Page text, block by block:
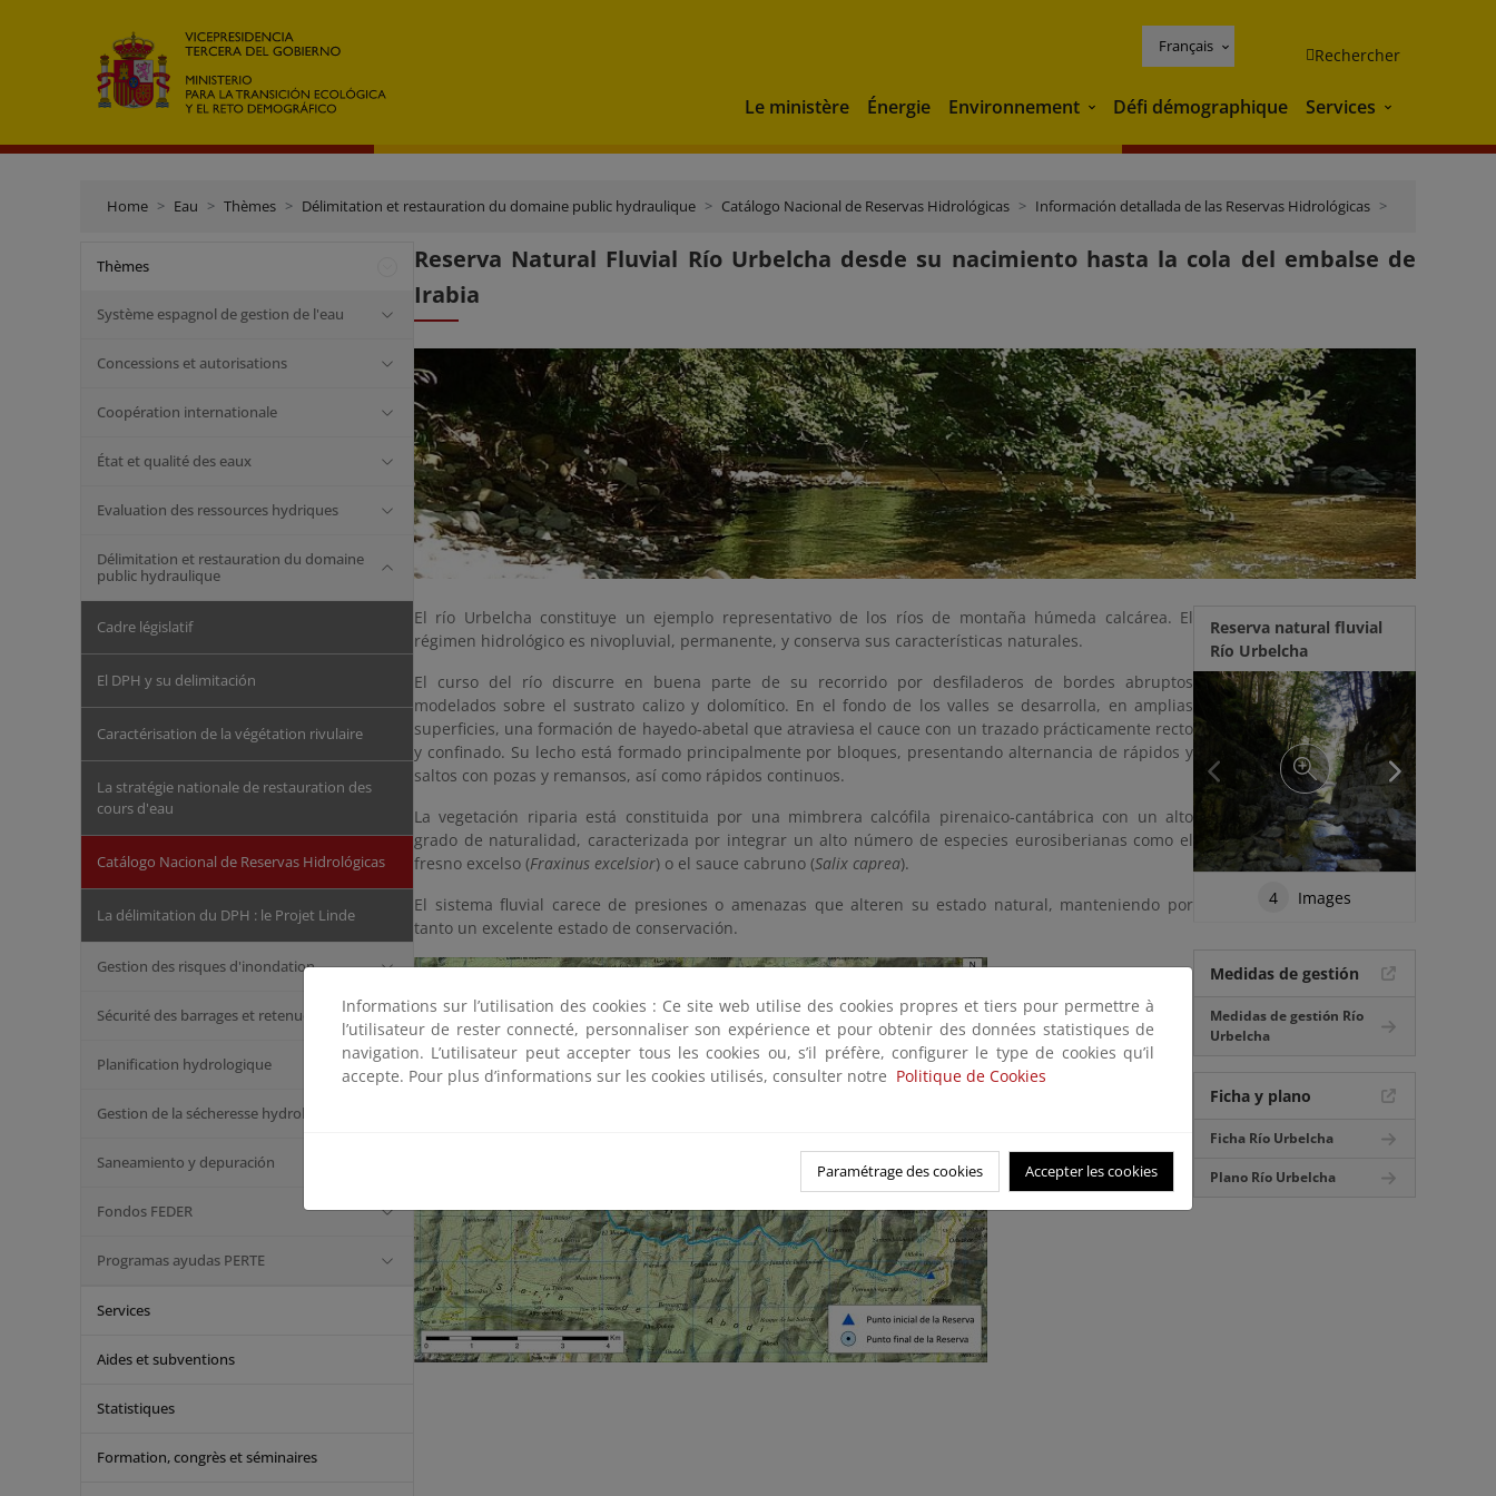
Français Rechercher
Le ministère Énergie Environnement Environnement
Défi démographique Services Services
Home Eau Thèmes Délimitation et restauration du domaine public hydraulique Catálogo Nacional de Reservas Hidrológicas Información detallada de las Reservas Hidrológicas
Thèmes
Système espagnol de gestion de l'eau
Concessions et autorisations
Coopération internationale
État et qualité des eaux
Evaluation des ressources hydriques
Délimitation et restauration du domaine
public hydraulique
Cadre législatif
El DPH y su delimitación
Caractérisation de la végétation rivulaire
La stratégie nationale de restauration des
cours d'eau
Catálogo Nacional de Reservas Hidrológicas
La délimitation du DPH : le Projet Linde
Gestion des risques d'inondation
Sécurité des barrages et retenues
Planification hydrologique
Gestion de la sécheresse hydrologique
Saneamiento y depuración
Fondos FEDER
Programas ayudas PERTE
Services
Aides et subventions
Statistiques
Formation, congrès et séminaires
Reserva Natural Fluvial Río Urbelcha desde su nacimiento hasta la cola del embalse de
Irabia
El río Urbelcha constituye un ejemplo representativo de los ríos de montaña húmeda calcárea. El
régimen hidrológico es nivopluvial, permanente, y conserva sus características naturales.
El curso del río discurre en buena parte de su recorrido por desfiladeros de bordes abruptos
modelados sobre el sustrato calizo y dolomítico. En el fondo de los valles se desarrolla, en amplias
superficies, una formación de hayedo-abetal que atraviesa el cauce con un trazado prácticamente recto
y confinado. Su lecho está formado principalmente por bloques, presentando alternancia de rápidos y
saltos con pozas y remansos, así como rápidos continuos.
La vegetación riparia está constituida por una mimbrera calcófila pirenaico-cantábrica con un alto
grado de naturalidad, caracterizada por integrar un alto número de especies eurosiberianas como el
fresno excelso (Fraxinus excelsior) o el sauce cabruno (Salix caprea).
El sistema fluvial carece de presiones o amenazas que alteren su estado natural, manteniendo por
tanto un excelente estado de conservación.
Reserva natural fluvial
Río Urbelcha
4 Images
Medidas de gestión
Medidas de gestión Río
Urbelcha
Ficha y plano
Ficha Río Urbelcha
Plano Río Urbelcha
Informations sur l’utilisation des cookies : Ce site web utilise des cookies propres et tiers pour permettre à
l’utilisateur de rester connecté, personnaliser son expérience et pour obtenir des données statistiques de
navigation. L’utilisateur peut accepter tous les cookies ou, s’il préfère, configurer le type de cookies qu’il
accepte. Pour plus d’informations sur les cookies utilisés, consulter notre Politique de Cookies
Paramétrage des cookies Accepter les cookies